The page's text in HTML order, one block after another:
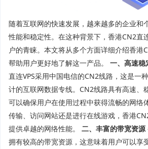
随着互联网的快速发展，越来越多的企业和
性能和稳定性。在这种背景下，香港CN2直
户的青睐。本文将从多个方面详细介绍香港
帮助用户更好地了解这一产品。 一、高速稳
直连VPS采用中国电信的CN2线路，这是一
计的互联网数据专线。CN2线路具有高速、
可以确保用户在使用过程中获得流畅的网络
传输、访问网站还是进行在线游戏，香港
提供卓越的网络性能。 二、丰富的带宽资源
拥有较高的带宽资源，这意味着用户可以享